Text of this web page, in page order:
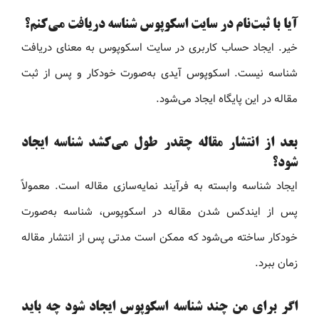
آیا با ثبت‌نام در سایت اسکوپوس شناسه دریافت می‌کنم؟
خیر. ایجاد حساب کاربری در سایت اسکوپوس به معنای دریافت
شناسه نیست. اسکوپوس آیدی به‌صورت خودکار و پس از ثبت
مقاله در این پایگاه ایجاد می‌شود.
بعد از انتشار مقاله چقدر طول می‌کشد شناسه ایجاد
شود؟
ایجاد شناسه وابسته به فرآیند نمایه‌سازی مقاله است. معمولاً
پس از ایندکس شدن مقاله در اسکوپوس، شناسه به‌صورت
خودکار ساخته می‌شود که ممکن است مدتی پس از انتشار مقاله
زمان ببرد.
اگر برای من چند شناسه اسکوپوس ایجاد شود چه باید